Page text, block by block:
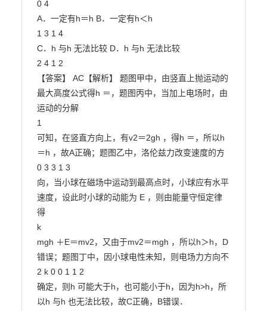
0 4
A．一定有h＝h B．一定有h＜h
1 3 1 4
C．h 与h 无法比较 D．h 与h 无法比较
2 4 1 2
【答案】 AC【解析】 题图甲中，由竖直上抛运动的
最大高度公式得h ＝，题图丙中，当加上电场时，由
运动的分解
1
可知，在竖直方向上，有v2＝2gh ，得h ＝，所以h
＝h ，故A正确；题图乙中，洛伦兹力改变速度的方
0 3 3 1 3
向，当小球在磁场中运动到最高点时，小球应有水平
速度，设此时小球的动能为 E ，则由能量守恒定律
得
k
mgh ＋E＝mv2，又由于mv2＝mgh ，所以h＞h，D
错误；题图丁中，因小球电性未知，则电场力方向不
2 k 0 0 1 1 2
确定，则h 可能大于h，也可能小于h，因为h>h，所
以h 与h 也无法比较，故C正确，B错误．